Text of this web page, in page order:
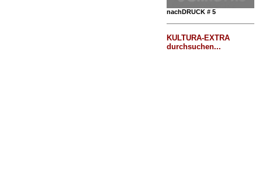
nachDRUCK # 5
KULTURA-EXTRA
durchsuchen...